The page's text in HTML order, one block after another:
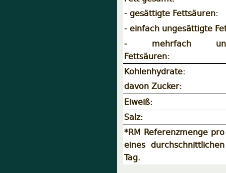
- gesättigte Fettsäuren:
- einfach ungesättigte
- mehrfach
Fettsäuren:
Kohlenhydrate:
davon Zucker:
Eiweiß:
Salz:
*RM Referenzmenge
eines
Tag.